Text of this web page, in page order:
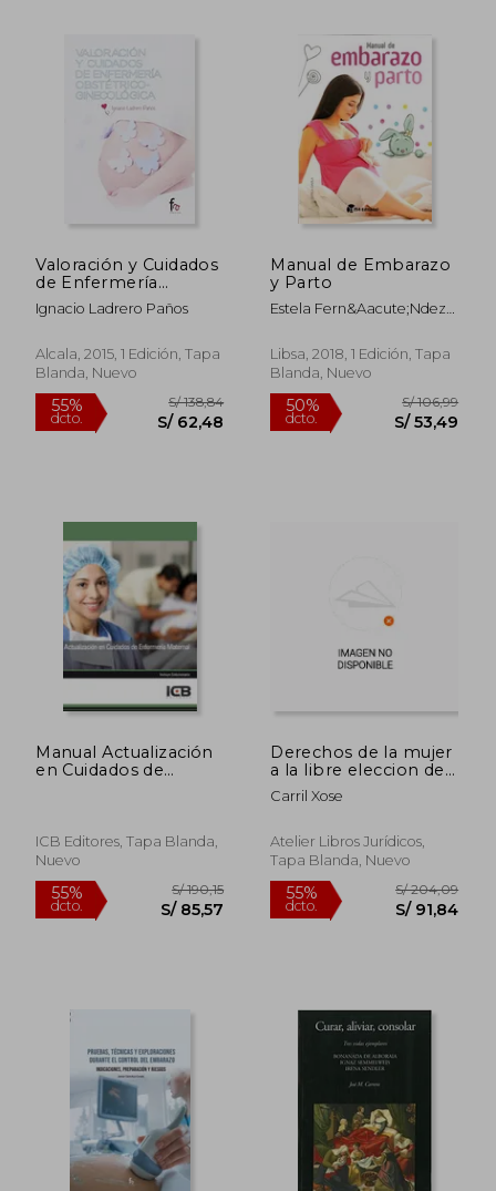
40%
dcto.
S/ 337,60 55%
dcto.
S/
55%
dcto.
S/ 111,18
S/ 50,03
55%
dcto.
S/
S/
Valoración y Cuidados
de Enfermería
Obstétrico-
Ginecológica
Ignacio Ladrero Paños
Alcala, 2015, 1 Edición, Tapa
Blanda, Nuevo
Manual de Embarazo
y Parto
Estela Fern&Aacute;Ndez-
Libsa, 2018, 1 Edición, Tapa
Blanda, Nuevo
Manual Actualización
en Cuidados de
ICB Editores, Tapa Blanda,
Nuevo
Derechos de la mujer
a la libre eleccion de
las circunstanci
Carril Xose
Atelier Libros Jurídicos,
Tapa Blanda, Nuevo